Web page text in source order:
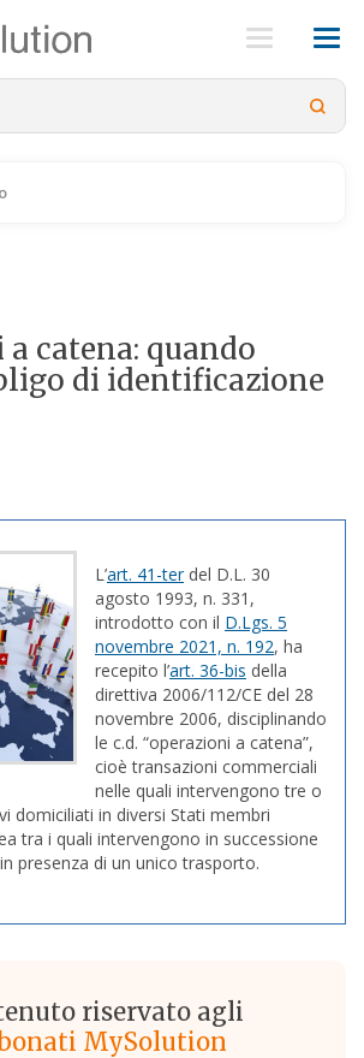
catena: quando
di identificazione
L’art. 41-terdel D.L. 30
agosto 1993, n. 331,
introdotto con il D.Lgs. 5
novembre 2021, n. 192, ha
recepito l’art. 36-bis della
direttiva 2006/112/CE del 28
novembre 2006, disciplinando
le c.d. “operazioni a catena”,
cioè transazioni commerciali
nelle quali intervengono tre o
domiciliati in diversi Stati membri
tra i quali intervengono in successione
presenza di un unico trasporto.
riservato agli
MySolution